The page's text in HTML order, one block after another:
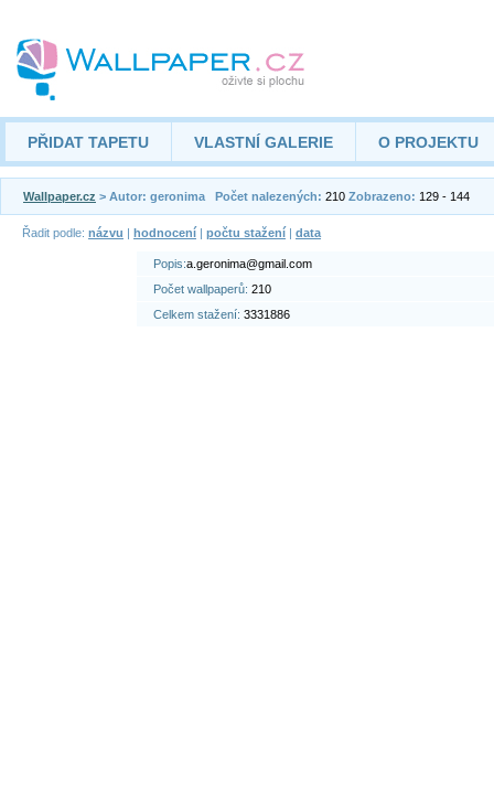
PŘIDAT TAPETU VLASTNÍ GALERIE O PROJEKTU
Wallpaper.cz > Autor: geronima Počet nalezených: 210 Zobrazeno: 129 - 144
Řadit podle: názvu | hodnocení | počtu stažení | data
Popis:a.geronima@gmail.com
Počet wallpaperů: 210
Celkem stažení: 3331886